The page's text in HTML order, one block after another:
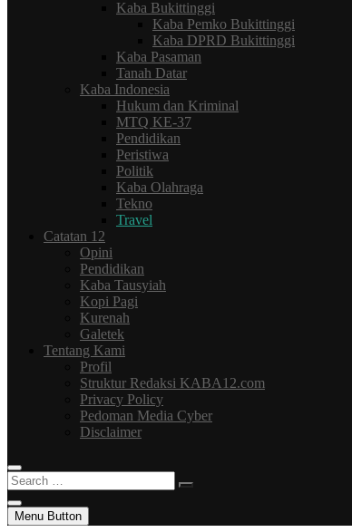
Kaba Bukittinggi
Kaba Pemko Bukittinggi
Kaba DPRD Bukittinggi
Kaba Pasaman
Tanah Datar
Kaba Indonesia
Hukum dan Kriminal
MTQ KE-37
Pendidikan
Peristiwa
Politik
Kaba Olahraga
Tekno
Travel
Catatan 12
Opini
Pendidikan
Kaba Tausyiah
Kopi Pagi
Kurenah
Galetek
Tentang Kami
Profil
Struktur Redaksi KABA12.com
Privacy Policy
Pedoman Media Cyber
Disclaimer
Search
…
Menu Button